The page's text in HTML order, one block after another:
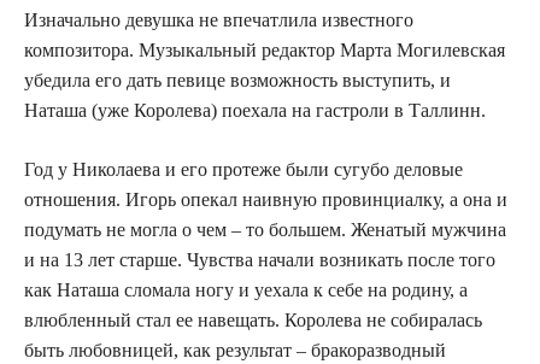
Изначально девушка не впечатлила известного
композитора. Музыкальный редактор Марта Могилевская
убедила его дать певице возможность выступить, и
Наташа (уже Королева) поехала на гастроли в Таллинн.
Год у Николаева и его протеже были сугубо деловые
отношения. Игорь опекал наивную провинциалку, а она и
подумать не могла о чем – то большем. Женатый мужчина
и на 13 лет старше. Чувства начали возникать после того
как Наташа сломала ногу и уехала к себе на родину, а
влюбленный стал ее навещать. Королева не собиралась
быть любовницей, как результат – бракоразводный